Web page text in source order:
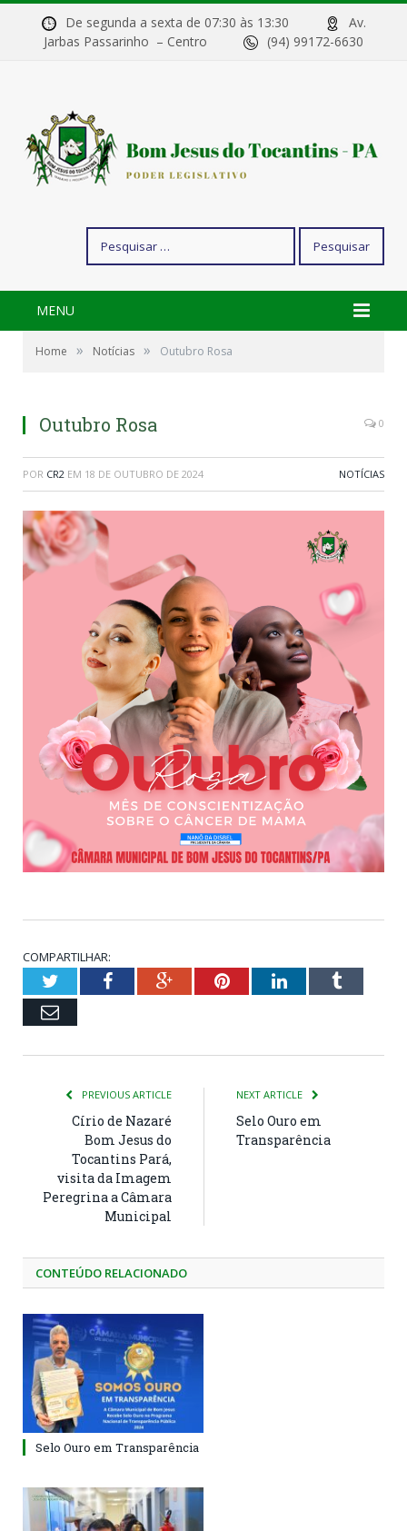
De segunda a sexta de 07:30 às 13:30
Av.
Jarbas Passarinho – Centro
(94) 99172-6630
por:
MENU
Home » Notícias » Outubro Rosa
Outubro Rosa 0
POR CR2 EM 18 DE OUTUBRO DE 2024 NOTÍCIAS
COMPARTILHAR:
TwitterFacebookGoogle+PinterestLinkedInTumblr
Email
PREVIOUS ARTICLE
Círio de Nazaré
Bom Jesus do
Tocantins Pará,
visita da Imagem
Peregrina a Câmara
Municipal
NEXT ARTICLE
Selo Ouro em
Transparência
CONTEÚDO RELACIONADO
Selo Ouro em Transparência